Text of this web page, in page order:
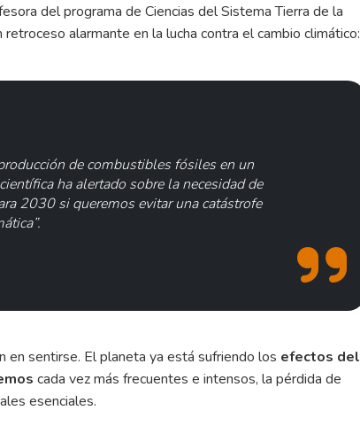
del programa de Ciencias del Sistema Tierra de la
alarmante en la lucha contra el cambio climático:
de combustibles fósiles en un
ha alertado sobre la necesidad de
2030 si queremos evitar una catástrofe
en sentirse. El planeta ya está sufriendo los efectos del
cada vez más frecuentes e intensos, la pérdida de
esenciales.